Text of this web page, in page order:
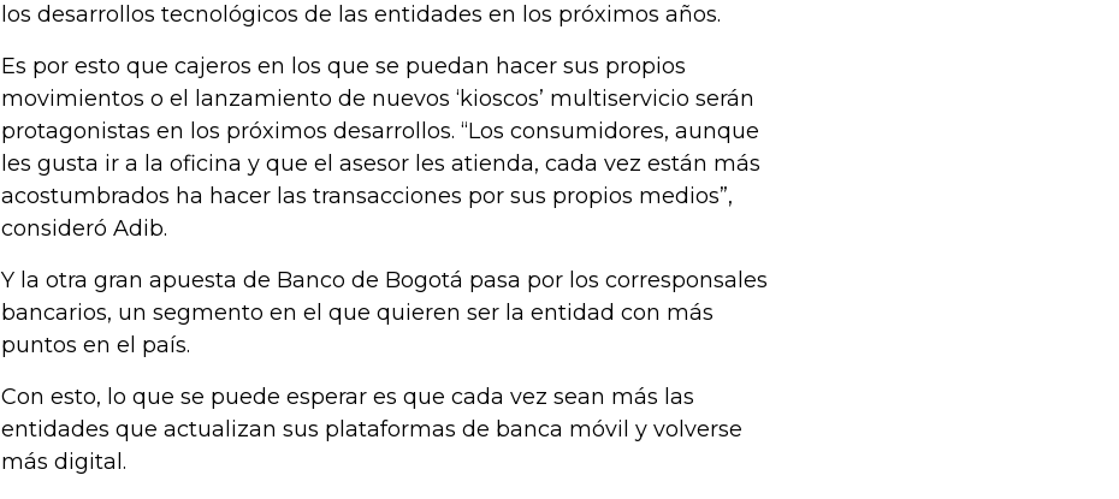
los desarrollos tecnológicos de las entidades en los próximos años.
Es por esto que cajeros en los que se puedan hacer sus propios
movimientos o el lanzamiento de nuevos ‘kioscos’ multiservicio serán
protagonistas en los próximos desarrollos. “Los consumidores, aunque
les gusta ir a la oficina y que el asesor les atienda, cada vez están más
acostumbrados ha hacer las transacciones por sus propios medios”,
consideró Adib.
Y la otra gran apuesta de Banco de Bogotá pasa por los corresponsales
bancarios, un segmento en el que quieren ser la entidad con más
puntos en el país.
Con esto, lo que se puede esperar es que cada vez sean más las
entidades que actualizan sus plataformas de banca móvil y volverse
más digital.